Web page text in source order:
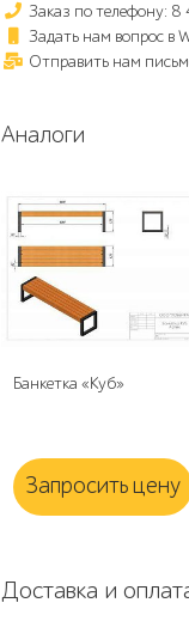
Заказ по телефону: 8
Задать нам вопрос в
Отправить нам
Аналоги
Банкетка «Куб»
Запросить цену
Доставка и